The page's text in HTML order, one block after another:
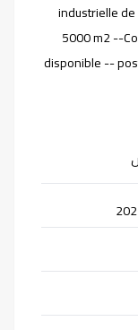
industrielle
5000 m2 --
disponible --
. Dépôt n° 2
terrain
papiers
bureau .